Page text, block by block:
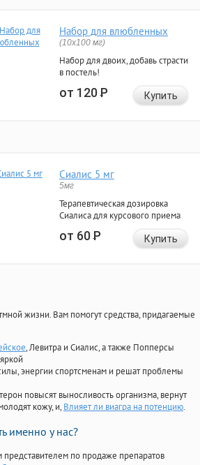
Набор для влюбленных
(10х100 мг)
Набор для двоих, добавь страсти
в постель!
от 120Р Купить
Сиалис 5 мг
5мг
Терапевтическая дозировка
Сиалиса для курсового приема
от 60Р Купить
жизни. Вам помогут средства, придагаемые
, Левитра и Сиалис, а также Попперсы
энергии спортсменам и решат проблемы
повысят выносливость организма, вернут
кожу, и, Влияет ли виагра на потенцию.
именно у нас?
по продаже препаратов